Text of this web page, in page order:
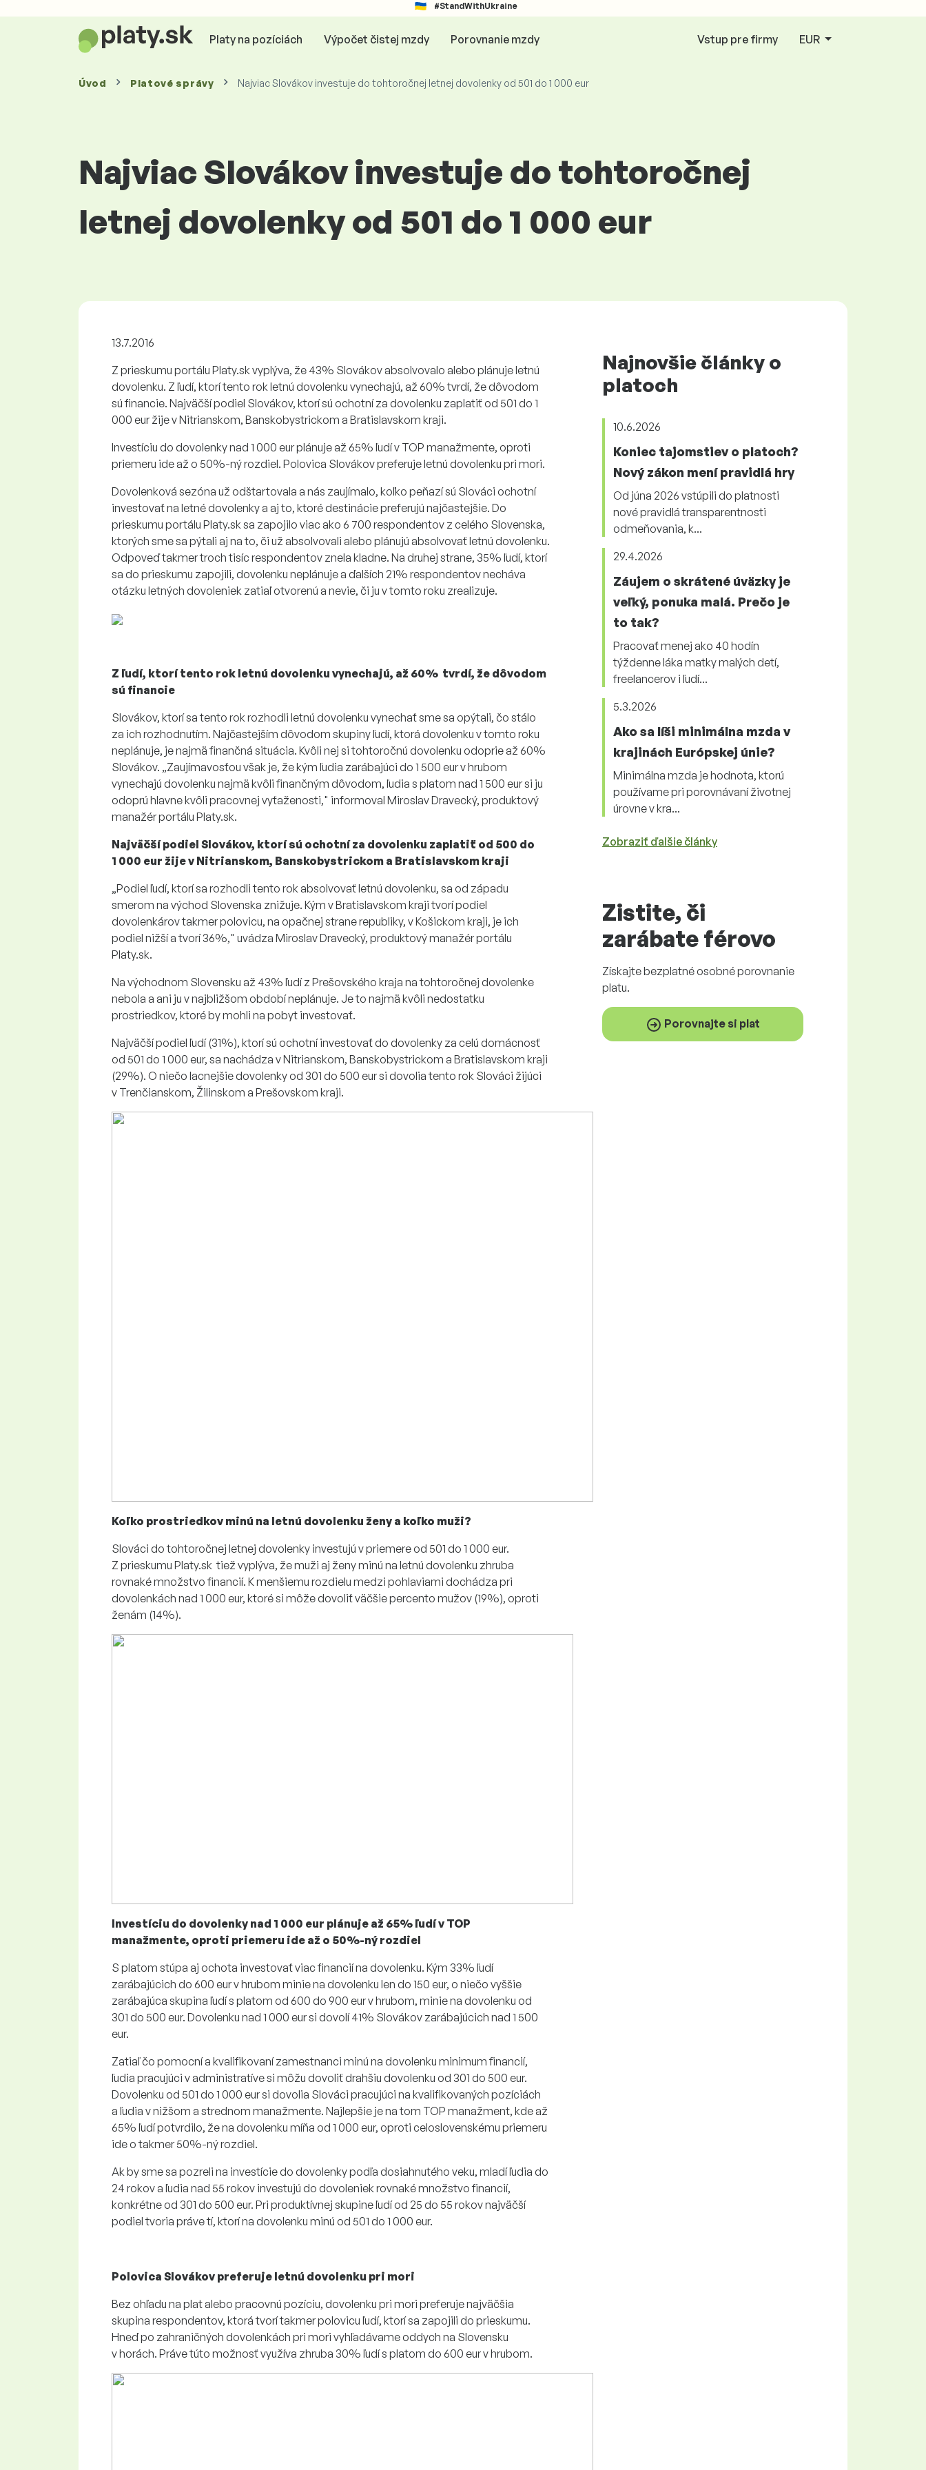
#StandWithUkraine
Platy na pozíciách Výpočet čistej mzdy Porovnanie mzdy Vstup pre firmy EUR
Úvod Platovésprávy Najviac Slovákov investuje do tohtoročnej letnej dovolenky od 501 do 1 000 eur
Najviac Slovákov investuje do tohtoročnej
letnej dovolenky od 501 do 1 000 eur
13.7.2016
Z prieskumu portálu Platy.sk vyplýva, že 43% Slovákov absolvovalo alebo plánuje letnú
dovolenku. Z ľudí, ktorí tento rok letnú dovolenku vynechajú, až 60% tvrdí, že dôvodom
sú financie. Najväčší podiel Slovákov, ktorí sú ochotní za dovolenku zaplatiť od 501 do 1
000 eur žije v Nitrianskom, Banskobystrickom a Bratislavskom kraji.
Investíciu do dovolenky nad 1 000 eur plánuje až 65% ľudí v TOP manažmente, oproti
priemeru ide až o 50%-ný rozdiel. Polovica Slovákov preferuje letnú dovolenku pri mori.
Dovolenková sezóna už odštartovala a nás zaujímalo, koľko peňazí sú Slováci ochotní
investovať na letné dovolenky a aj to, ktoré destinácie preferujú najčastejšie. Do
prieskumu portálu Platy.sk sa zapojilo viac ako 6 700 respondentov z celého Slovenska,
ktorých sme sa pýtali aj na to, či už absolvovali alebo plánujú absolvovať letnú dovolenku.
Odpoveď takmer troch tisíc respondentov znela kladne. Na druhej strane, 35% ľudí, ktorí
sa do prieskumu zapojili, dovolenku neplánuje a ďalších 21% respondentov necháva
otázku letných dovoleniek zatiaľ otvorenú a nevie, či ju v tomto roku zrealizuje.
Z ľudí, ktorí tento rok letnú dovolenku vynechajú, až 60% tvrdí, že dôvodom
sú financie
Slovákov, ktorí sa tento rok rozhodli letnú dovolenku vynechať sme sa opýtali, čo stálo
za ich rozhodnutím. Najčastejším dôvodom skupiny ľudí, ktorá dovolenku v tomto roku
neplánuje, je najmä finančná situácia. Kvôli nej si tohtoročnú dovolenku odoprie až 60%
Slovákov. „Zaujímavosťou však je, že kým ľudia zarábajúci do 1 500 eur v hrubom
vynechajú dovolenku najmä kvôli finančným dôvodom, ľudia s platom nad 1 500 eur si ju
odoprú hlavne kvôli pracovnej vyťaženosti," informoval Miroslav Dravecký, produktový
manažér portálu Platy.sk.
Najväčší podiel Slovákov, ktorí sú ochotní za dovolenku zaplatiť od 500 do
1 000 eur žije v Nitrianskom, Banskobystrickom a Bratislavskom kraji
„Podiel ľudí, ktorí sa rozhodli tento rok absolvovať letnú dovolenku, sa od západu
smerom na východ Slovenska znižuje. Kým v Bratislavskom kraji tvorí podiel
dovolenkárov takmer polovicu, na opačnej strane republiky, v Košickom kraji, je ich
podiel nižší a tvorí 36%," uvádza Miroslav Dravecký, produktový manažér portálu
Platy.sk.
Na východnom Slovensku až 43% ľudí z Prešovského kraja na tohtoročnej dovolenke
nebola a ani ju v najbližšom období neplánuje. Je to najmä kvôli nedostatku
prostriedkov, ktoré by mohli na pobyt investovať.
Najväčší podiel ľudí (31%), ktorí sú ochotní investovať do dovolenky za celú domácnosť
od 501 do 1 000 eur, sa nachádza v Nitrianskom, Banskobystrickom a Bratislavskom kraji
(29%). O niečo lacnejšie dovolenky od 301 do 500 eur si dovolia tento rok Slováci žijúci
v Trenčianskom, Žilinskom a Prešovskom kraji.
Koľko prostriedkov minú na letnú dovolenku ženy a koľko muži?
Slováci do tohtoročnej letnej dovolenky investujú v priemere od 501 do 1 000 eur.
Z prieskumu Platy.sk tiež vyplýva, že muži aj ženy minú na letnú dovolenku zhruba
rovnaké množstvo financií. K menšiemu rozdielu medzi pohlaviami dochádza pri
dovolenkách nad 1 000 eur, ktoré si môže dovoliť väčšie percento mužov (19%), oproti
ženám (14%).
Investíciu do dovolenky nad 1 000 eur plánuje až 65% ľudí v TOP
manažmente, oproti priemeru ide až o 50%-ný rozdiel
S platom stúpa aj ochota investovať viac financií na dovolenku. Kým 33% ľudí
zarábajúcich do 600 eur v hrubom minie na dovolenku len do 150 eur, o niečo vyššie
zarábajúca skupina ľudí s platom od 600 do 900 eur v hrubom, minie na dovolenku od
301 do 500 eur. Dovolenku nad 1 000 eur si dovolí 41% Slovákov zarábajúcich nad 1 500
eur.
Zatiaľ čo pomocní a kvalifikovaní zamestnanci minú na dovolenku minimum financií,
ľudia pracujúci v administratíve si môžu dovoliť drahšiu dovolenku od 301 do 500 eur.
Dovolenku od 501 do 1 000 eur si dovolia Slováci pracujúci na kvalifikovaných pozíciách
a ľudia v nižšom a strednom manažmente. Najlepšie je na tom TOP manažment, kde až
65% ľudí potvrdilo, že na dovolenku míňa od 1 000 eur, oproti celoslovenskému priemeru
ide o takmer 50%-ný rozdiel.
Ak by sme sa pozreli na investície do dovolenky podľa dosiahnutého veku, mladí ľudia do
24 rokov a ľudia nad 55 rokov investujú do dovoleniek rovnaké množstvo financií,
konkrétne od 301 do 500 eur. Pri produktívnej skupine ľudí od 25 do 55 rokov najväčší
podiel tvoria práve tí, ktorí na dovolenku minú od 501 do 1 000 eur.
Polovica Slovákov preferuje letnú dovolenku pri mori
Bez ohľadu na plat alebo pracovnú pozíciu, dovolenku pri mori preferuje najväčšia
skupina respondentov, ktorá tvorí takmer polovicu ľudí, ktorí sa zapojili do prieskumu.
Hneď po zahraničných dovolenkách pri mori vyhľadávame oddych na Slovensku
v horách. Práve túto možnosť využíva zhruba 30% ľudí s platom do 600 eur v hrubom.
Najnovšie články o
platoch
10.6.2026
Koniec tajomstiev o platoch?
Nový zákon mení pravidlá hry
Od júna 2026 vstúpili do platnosti
nové pravidlá transparentnosti
odmeňovania, k...
29.4.2026
Záujem o skrátené úväzky je
veľký, ponuka malá. Prečo je
to tak?
Pracovať menej ako 40 hodín
týždenne láka matky malých detí,
freelancerov i ľudí...
5.3.2026
Ako sa líši minimálna mzda v
krajinách Európskej únie?
Minimálna mzda je hodnota, ktorú
používame pri porovnávaní životnej
úrovne v kra...
Zobraziť ďalšie články
Zistite, či
zarábate férovo
Získajtebezplatnéosobné porovnanie
platu.
Porovnajte si plat